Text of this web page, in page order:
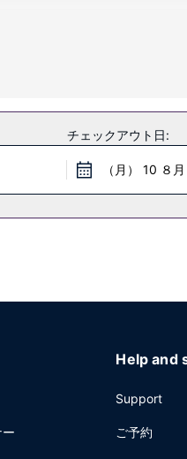
無料)をお使いいただけるほ
ジを併設しています。コー
で、有料でお召し上がりいただ
チェックアウト日:
（月） 10 ８月
Help and
Support
ご予約